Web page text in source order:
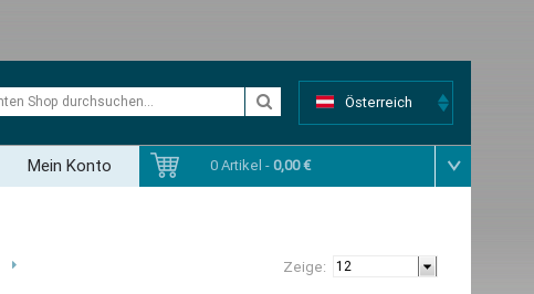
Österreich
Mein Konto 0 Artikel - 0,00 €
Zeige: